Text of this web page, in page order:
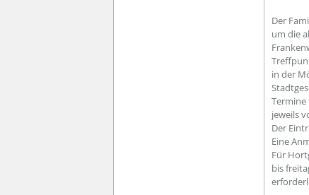
Der
um die
in der
Termine
jeweils
Der
Eine
Für
bis